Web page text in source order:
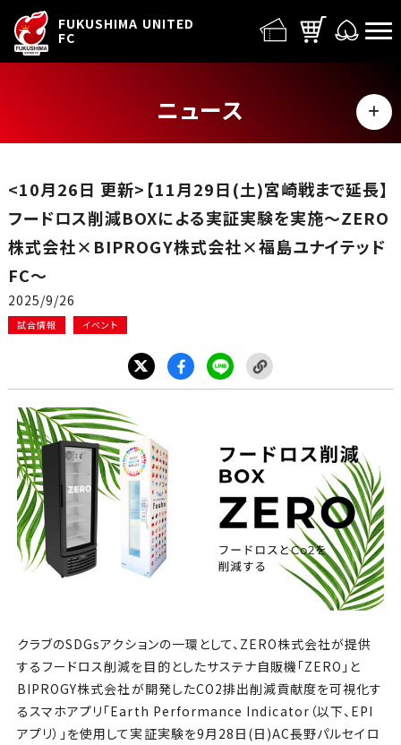
FUKUSHIMA UNITED
FC
ニュース
MENU
トップチーム
試合情報
グッズ
アカデミー・スクール
農業部
まちづくり
NPO
その他
<10月26日 更新>【11月29日(土)宮崎戦まで延長】
フードロス削減BOXによる実証実験を実施〜ZERO
株式会社×BIPROGY株式会社×福島ユナイテッド
FC〜
2025/9/26
試合情報 イベント
クラブのSDGsアクションの一環として、ZERO株式会社が提供
するフードロス削減を目的としたサステナ自販機「ZERO」と
BIPROGY株式会社が開発したCO2排出削減貢献度を可視化す
るスマホアプリ「Earth Performance Indicator（以下、EPI
アプリ）」を使用して実証実験を9月28日(日)AC長野パルセイロ